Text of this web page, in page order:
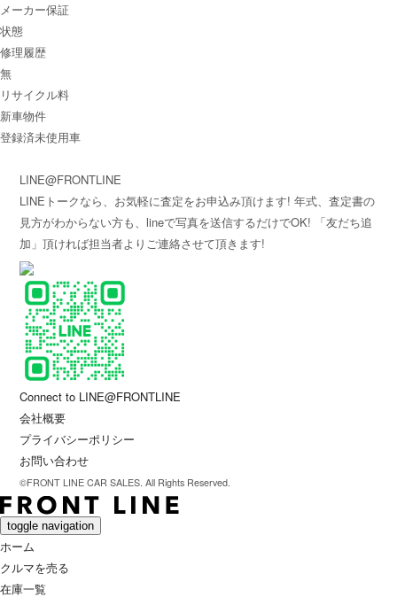
メーカー保証
状態
修理履歴
無
リサイクル料
新車物件
登録済未使用車
LINE@FRONTLINE
LINEトークなら、お気軽に査定をお申込み頂けます! 年式、査定書の
見方がわからない方も、lineで写真を送信するだけでOK! 「友だち追
加」頂ければ担当者よりご連絡させて頂きます!
Connect to LINE@FRONTLINE
会社概要
プライバシーポリシー
お問い合わせ
©FRONT LINE CAR SALES. All Rights Reserved.
toggle navigation
ホーム
クルマを売る
在庫一覧